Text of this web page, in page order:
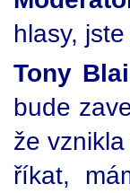
hlasy,
Tony
bude
že
říkat,